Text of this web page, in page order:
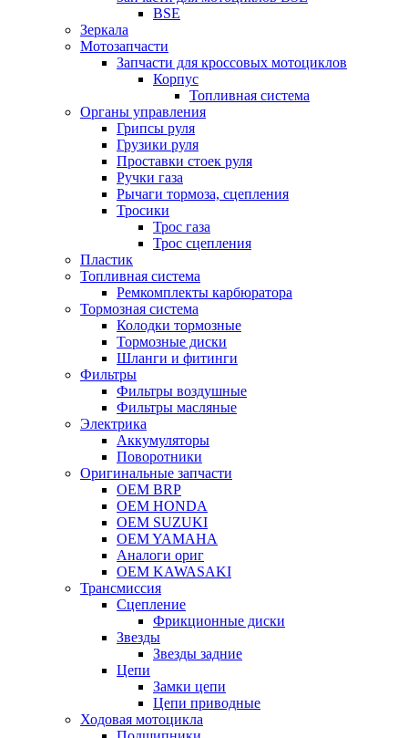
BSE
Зеркала
Мотозапчасти
Запчасти для кроссовых мотоциклов
Корпус
Топливная система
Органы управления
Грипсы руля
Грузики руля
Проставки стоек руля
Ручки газа
Рычаги тормоза, сцепления
Тросики
Трос газа
Трос сцепления
Пластик
Топливная система
Ремкомплекты карбюратора
Тормозная система
Колодки тормозные
Тормозные диски
Шланги и фитинги
Фильтры
Фильтры воздушные
Фильтры масляные
Электрика
Аккумуляторы
Поворотники
Оригинальные запчасти
OEM BRP
OEM HONDA
OEM SUZUKI
OEM YAMAHA
Аналоги ориг
OEM KAWASAKI
Трансмиссия
Cцепление
Фрикционные диски
Звезды
Звезды задние
Цепи
Замки цепи
Цепи приводные
Ходовая мотоцикла